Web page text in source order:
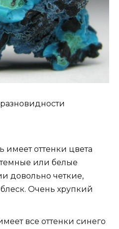
имеет оттенки цвета
или белые
довольно четкие,
Очень хрупкий
все оттенки синего